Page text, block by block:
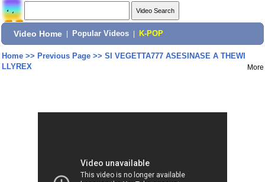
Video Home Popular Videos K-POP
Home>> Previous Page>> SI VEGETTA777 ASESINASE A THEWI
LLYREX
More